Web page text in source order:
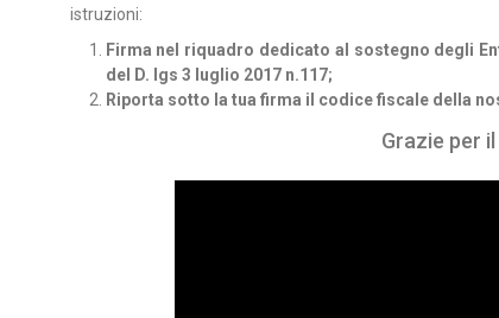
istruzioni:
Firma nel riquadro dedicato al sostegno degli
del D. lgs 3 luglio 2017 n.117;
Riporta sotto la tua firma il codice fiscale della
Grazie per